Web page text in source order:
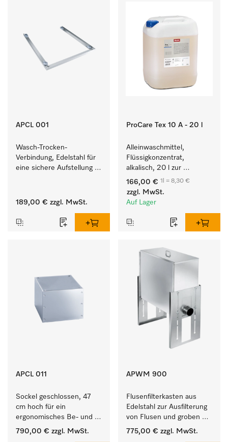
APCL 001
Wasch-Trocken-
Verbindung, Edelstahl für
eine sichere Aufstellung
189,00 € zzgl. MwSt.
ProCare Tex 10 A - 20 l
Alleinwaschmittel,
Flüssigkonzentrat,
alkalisch, 20 l zur
Reinigung weißer Textilien
und farbechter
Buntwäsche.
166,00 € 1l = 8,30 €
zzgl. MwSt.
Auf Lager
APCL 011
Sockel geschlossen, 47
cm hoch für ein
ergonomisches Be- und
Entladen von
790,00 € zzgl. MwSt.
APWM 900
Flusenfilterkasten aus
Edelstahl zur Ausfilterung
von Flusen und groben
Partikeln aus der Lauge.
775,00 € zzgl. MwSt.